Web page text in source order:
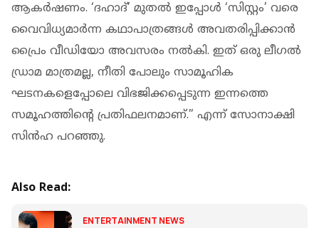
ആകർഷണം. ‘ദഹാദ്’ മുതൽ ഇപ്പോൾ ‘സിസ്റ്റം’ വരെ
വൈവിധ്യമാർന്ന കഥാപാത്രങ്ങൾ അവതരിപ്പിക്കാൻ
പ്രൈം വീഡിയോ അവസരം നൽകി. ഇത് ഒരു ലീഗൽ
ഡ്രാമ മാത്രമല്ല, നീതി പോലും സാമൂഹിക
ഘടനകളെപ്പോലെ വിഭജിക്കപ്പെടുന്ന ഇന്നത്തെ
സമൂഹത്തിന്റെ പ്രതിഫലനമാണ്.” എന്ന് സോനാക്ഷി
സിന്‍ഹ പറഞ്ഞു.
Also Read:
ENTERTAINMENT NEWS